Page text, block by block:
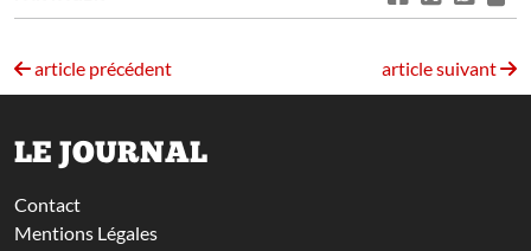
article précédent article suivant
LE JOURNAL
Contact
Mentions Légales